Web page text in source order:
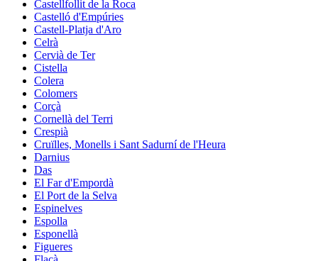
Castellfollit de la Roca
Castelló d'Empúries
Castell-Platja d'Aro
Celrà
Cervià de Ter
Cistella
Colera
Colomers
Corçà
Cornellà del Terri
Crespià
Cruïlles, Monells i Sant Sadurní de l'Heura
Darnius
Das
El Far d'Empordà
El Port de la Selva
Espinelves
Espolla
Esponellà
Figueres